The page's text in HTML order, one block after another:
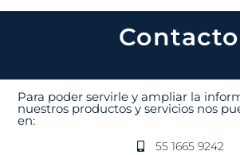
Contacto
Para poder servirle y ampliar la
nuestros productos y servicios nos
en:
55 1665 9242